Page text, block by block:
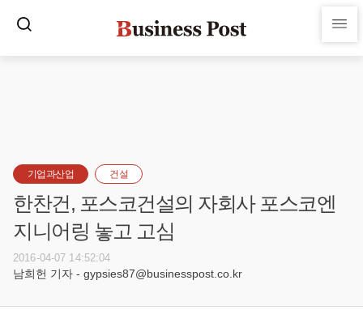
기업과산업 건설
한찬건, 포스코건설의 자회사 포스코엔
지니어링 놓고 고심
2016-04-07 14:52:04
남희헌 기자 - gypsies87@businesspost.co.kr